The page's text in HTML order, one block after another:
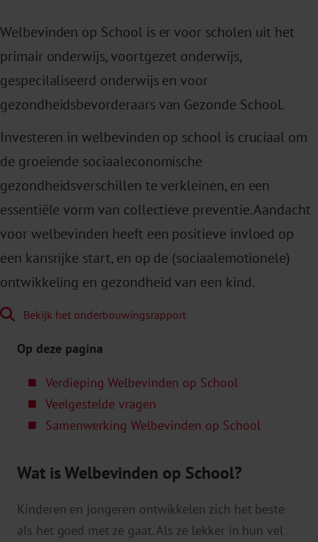
Welbevinden op School is er voor scholen uit het
primair onderwijs, voortgezet onderwijs,
gespecilaliseerd onderwijs en voor
gezondheidsbevorderaars van Gezonde School.
Investeren in welbevinden op school is cruciaal om
de groeiende sociaaleconomische
gezondheidsverschillen te verkleinen, en een
essentiële vorm van collectieve preventie. Aandacht
voor welbevinden heeft een positieve invloed op
een kansrijke start, en op de (sociaalemotionele)
ontwikkeling en gezondheid van een kind.
Bekijk het onderbouwingsrapport
Op deze pagina
Verdieping Welbevinden op School
Veelgestelde vragen
Samenwerking Welbevinden op School
Wat is Welbevinden op School?
Kinderen en jongeren ontwikkelen zich het beste
als het goed met ze gaat. Als ze lekker in hun vel